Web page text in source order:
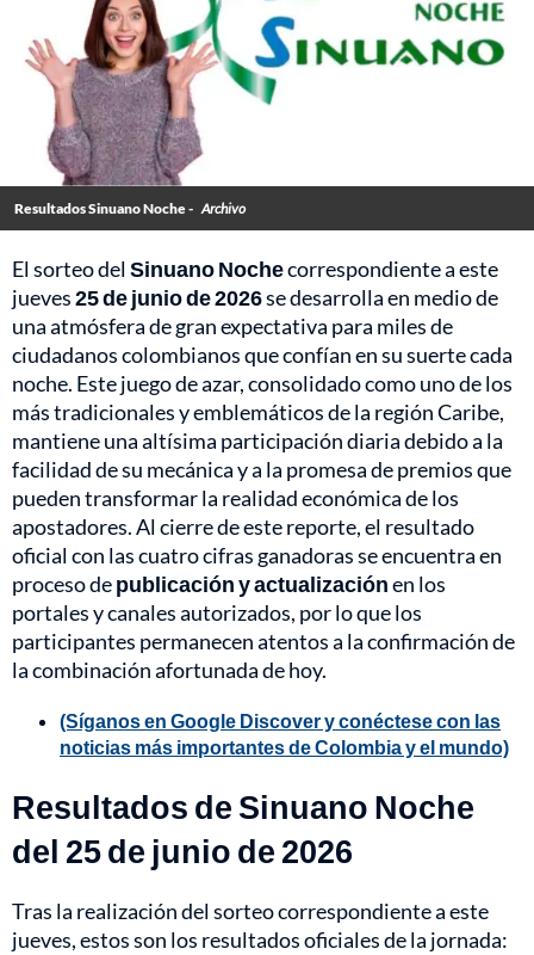
Resultados Sinuano Noche - Archivo
El sorteo delSinuano Nochecorrespondiente a este
jueves25 de junio de 2026se desarrolla en medio de
una atmósfera de gran expectativa para miles de
ciudadanos colombianos que confían en su suerte cada
noche. Este juego de azar, consolidado como uno de los
más tradicionales y emblemáticos de la región Caribe,
mantiene una altísima participación diaria debido a la
facilidad de su mecánica y a la promesa de premios que
pueden transformar la realidad económica de los
apostadores. Al cierre de este reporte, el resultado
oficial con las cuatro cifras ganadoras se encuentra en
proceso depublicación y actualizaciónen los
portales y canales autorizados, por lo que los
participantes permanecen atentos a la confirmación de
la combinación afortunada de hoy.
(Síganos en Google Discover y conéctese con las
noticias más importantes de Colombia y el mundo)
Resultados de Sinuano Noche
del 25 de junio de 2026
Tras la realización del sorteo correspondiente a este
jueves, estos son los resultados oficiales de la jornada: